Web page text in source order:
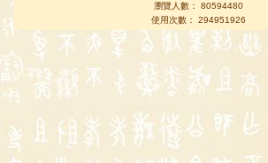
瀏覽人數： 80594480
使用次數： 294951926